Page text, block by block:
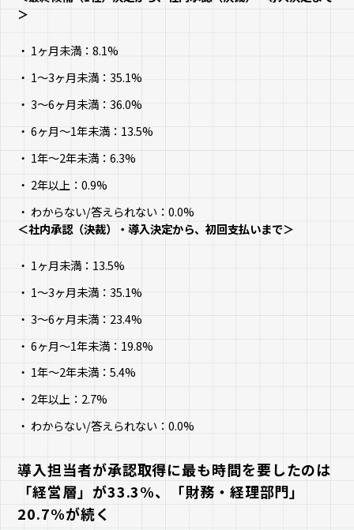
＞
1ヶ月未満：8.1%
1～3ヶ月未満：35.1%
3～6ヶ月未満：36.0%
6ヶ月～1年未満：13.5%
1年～2年未満：6.3%
2年以上：0.9%
わからない/答えられない：0.0%
＜社内承認（決裁）・導入決定から、初回支払いまで＞
1ヶ月未満：13.5%
1～3ヶ月未満：35.1%
3～6ヶ月未満：23.4%
6ヶ月～1年未満：19.8%
1年～2年未満：5.4%
2年以上：2.7%
わからない/答えられない：0.0%
導入担当者が承認取得に最も時間を要したのは
「経営層」が33.3%、「財務・経理部門」
20.7%が続く